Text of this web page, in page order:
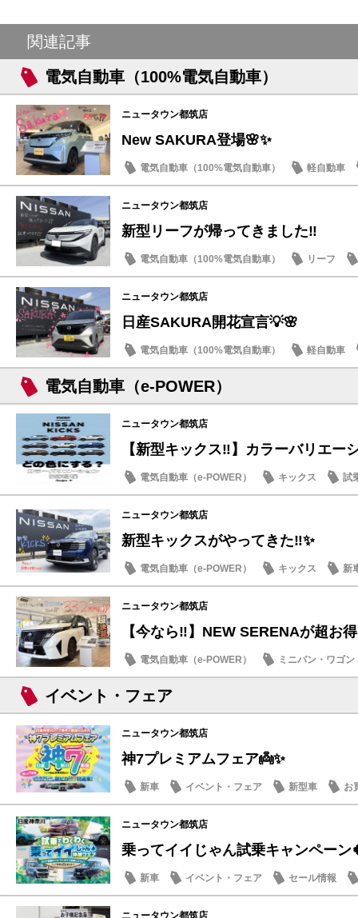
関連記事
電気自動車（100%電気自動車）
ニュータウン都筑店
New SAKURA登場🌸✨
電気自動車（100%電気自動車）
軽自動車
話題の情報
ニュータウン都筑店
新型リーフが帰ってきました‼️
電気自動車（100%電気自動車）
リーフ
新型車
ニュータウン都筑店
日産SAKURA開花宣言💡🌸
電気自動車（100%電気自動車）
軽自動車
話題の情報
電気自動車（e-POWER）
ニュータウン都筑店
【新型キックス‼️】カラーバリエー
電気自動車（e-POWER） キックス
試
店内イベント
ニュータウン都筑店
新型キックスがやってきた‼️✨
電気自動車（e-POWER） キックス 新
ニュータウン都筑店
【今なら‼️】NEW SERENAが超お
電気自動車（e-POWER）
ミニバン・ワゴン
お買得車情報
イベント・フェア
ニュータウン都筑店
神7プレミアムフェア👼✨
新車 イベント・フェア 新型車 お
ニュータウン都筑店
乗ってイイじゃん試乗キャンペーン
新車 イベント・フェア セール情報